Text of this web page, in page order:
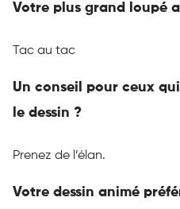
Votre plus grand loupé
Tac au tac
Un conseil pour ceux
le dessin ?
Prenez de l’élan.
Votre dessin animé